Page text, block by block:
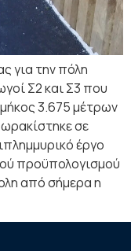
για την πόλη
Σ2 και Σ3 που
3.675 μέτρων
σε
έργο
προϋπολογισμού
από σήμερα η